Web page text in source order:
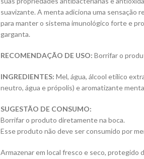
suavizante. A menta adiciona uma sensação
para manter o sistema imunológico forte e
garganta.
RECOMENDAÇÃO DE USO: Borrifar o
INGREDIENTES: Mel, água, álcool etílico
neutro, água e própolis) e aromatizante
SUGESTÃO DE CONSUMO:
Borrifar o produto diretamente na boca.
Esse produto não deve ser consumido por
Armazenar em local fresco e seco, protegido